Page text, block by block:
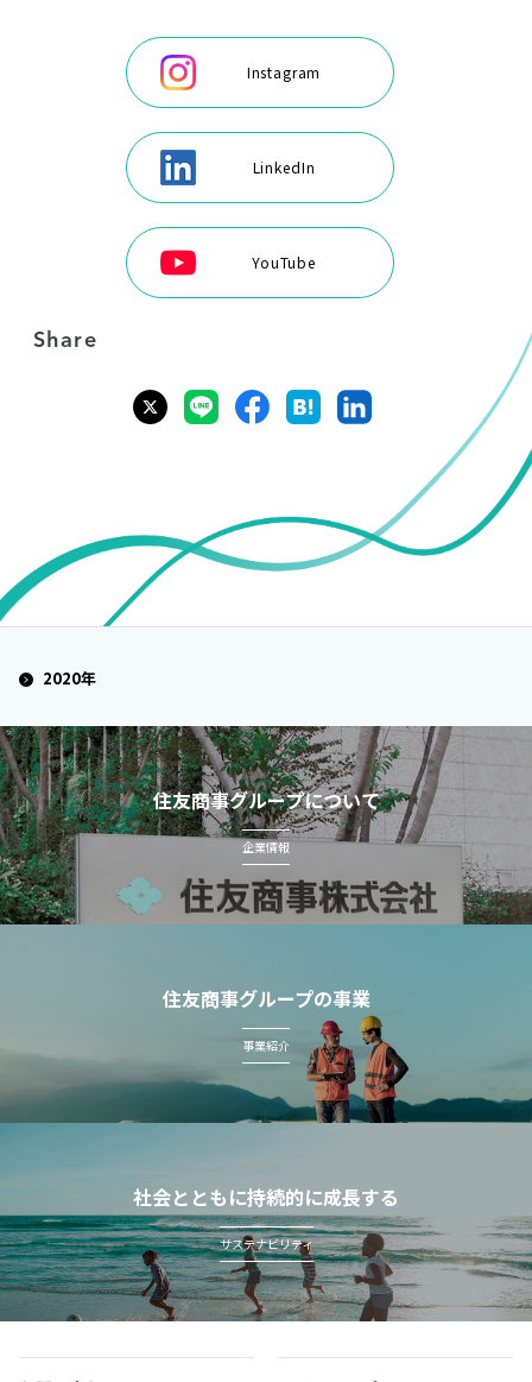
Instagram
LinkedIn
YouTube
Share
2020年
住友商事グループについて
企業情報
住友商事グループの事業
事業紹介
社会とともに持続的に成長する
サステナビリティ